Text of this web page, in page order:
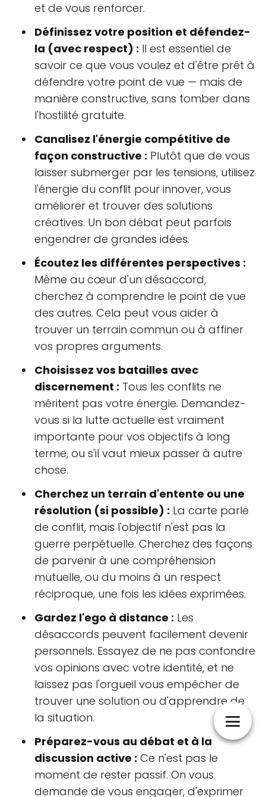
et de vous renforcer.
Définissez votre position et défendez-
la (avec respect) : Il est essentiel de
savoir ce que vous voulez et d'être prêt à
défendre votre point de vue — mais de
manière constructive, sans tomber dans
l'hostilité gratuite.
Canalisez l'énergie compétitive de
façon constructive : Plutôt que de vous
laisser submerger par les tensions, utilisez
l'énergie du conflit pour innover, vous
améliorer et trouver des solutions
créatives. Un bon débat peut parfois
engendrer de grandes idées.
Écoutez les différentes perspectives :
Même au cœur d'un désaccord,
cherchez à comprendre le point de vue
des autres. Cela peut vous aider à
trouver un terrain commun ou à affiner
vos propres arguments.
Choisissez vos batailles avec
discernement : Tous les conflits ne
méritent pas votre énergie. Demandez-
vous si la lutte actuelle est vraiment
importante pour vos objectifs à long
terme, ou s'il vaut mieux passer à autre
chose.
Cherchez un terrain d'entente ou une
résolution (si possible) : La carte parle
de conflit, mais l'objectif n'est pas la
guerre perpétuelle. Cherchez des façons
de parvenir à une compréhension
mutuelle, ou du moins à un respect
réciproque, une fois les idées exprimées.
Gardez l'ego à distance : Les
désaccords peuvent facilement devenir
personnels. Essayez de ne pas confondre
vos opinions avec votre identité, et ne
laissez pas l'orgueil vous empêcher de
trouver une solution ou d'apprendre de
la situation.
Préparez-vous au débat et à la
discussion active : Ce n'est pas le
moment de rester passif. On vous
demande de vous engager, d'exprimer